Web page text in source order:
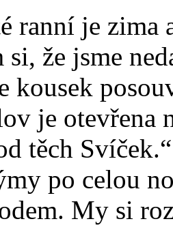
ranní je zima
že jsme
kousek
je otevřena
těch
po celou
My si